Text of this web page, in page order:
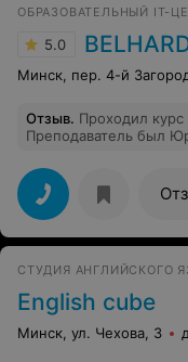
занимается онлайн в
образование"! Еще
ОБРАЗОВАТЕЛЬНЫЙ IT-
5.0
Минск, пер. 4-й
Отзыв. Проходил курс
Преподаватель был
Преподаватель
только к нему! Все
главное - практик и
Любой вопрос даже по
Также 90% обучения
бесполезных,
рекомендую на 200%
P.S Ну и личное
будете стараться -
(конечно и
СТУДИЯ АНГЛИЙСКОГО
English cube
Минск, ул. Чехова, 3